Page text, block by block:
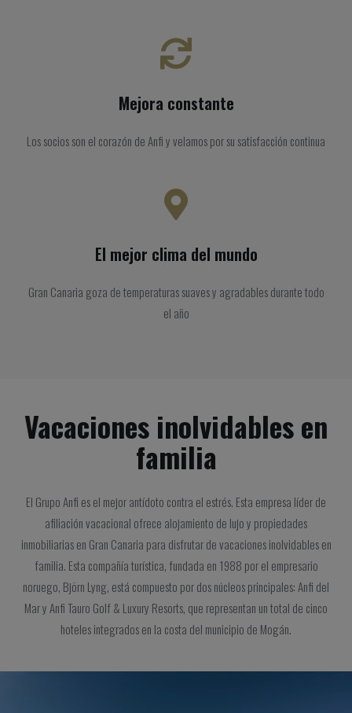
Mejora constante
Los socios son el corazón de Anfi y velamos por su satisfacción continua
El mejor clima del mundo
Gran Canaria goza de temperaturas suaves y agradables durante todo
el año
Vacaciones inolvidables en
familia
El Grupo Anfi es el mejor antídoto contra el estrés. Esta empresa líder de
afiliación vacacional ofrece alojamiento de lujo y propiedades
inmobiliarias en Gran Canaria para disfrutar de vacaciones inolvidables en
familia. Esta compañía turística, fundada en 1988 por el empresario
noruego, Björn Lyng, está compuesto por dos núcleos principales: Anfi del
Mar y Anfi Tauro Golf & Luxury Resorts, que representan un total de cinco
hoteles integrados en la costa del municipio de Mogán.